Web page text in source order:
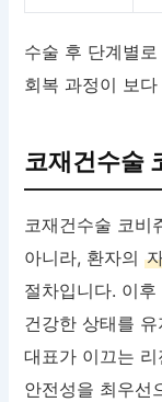
수술 후 단계별
회복 과정이 보
코재건수술
코재건수술 코비
아니라, 환자의
절차입니다. 이
건강한 상태를
대표가 이끄는
안전성을 최우선